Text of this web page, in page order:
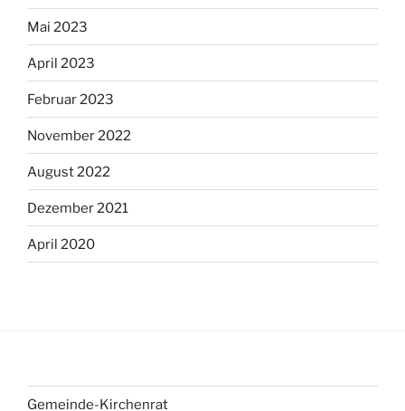
Mai 2023
April 2023
Februar 2023
November 2022
August 2022
Dezember 2021
April 2020
Gemeinde-Kirchenrat